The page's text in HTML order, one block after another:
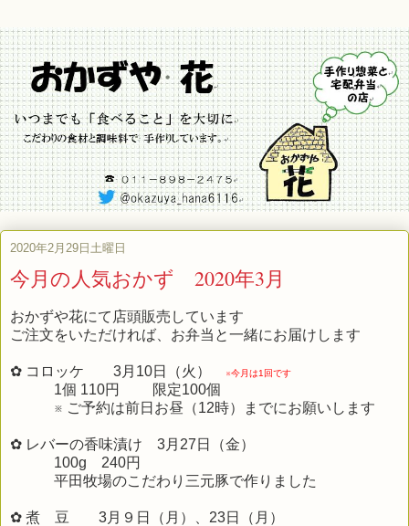
2020年2月29日土曜日
今月の人気おかず 2020年3月
おかずや花にて店頭販売しています
ご注文をいただければ、お弁当と一緒にお届けします
✿ コロッケ 3月10日（火） ※今月は1回です
1個 110円 限定100個
※ ご予約は前日お昼（12時）までにお願いします
✿ レバーの香味漬け 3月27日（金）
100g 240円
平田牧場のこだわり三元豚で作りました
✿ 煮 豆 3月９日（月）、23日（月）